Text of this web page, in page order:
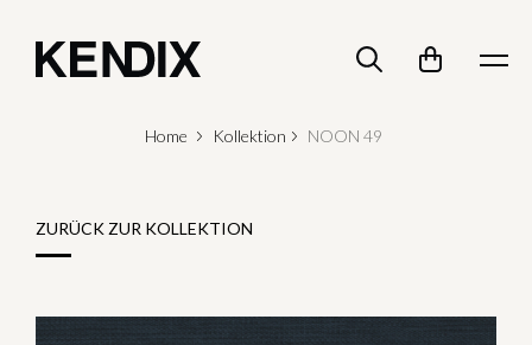
Home Kollektion NOON 49
ZURÜCK ZUR KOLLEKTION